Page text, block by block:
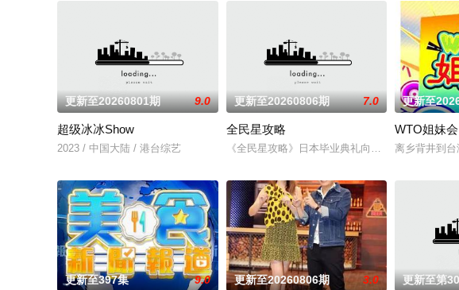
更新至20260801期 9.0
超级冰冰Show
2023 / 中国大陆 / 港台综艺
更新至20260806期 7.0
全民星攻略
《全民星攻略》日本毕业典礼向学长要制服的第
更新至
WTO姐妹会
离乡背井到
更新至397集 9.0 更新至20260806期 3.0 更新至第